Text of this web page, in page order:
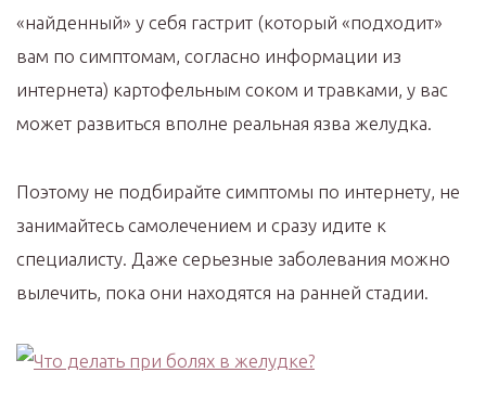
«найденный» у себя гастрит (который «подходит»
вам по симптомам, согласно информации из
интернета) картофельным соком и травками, у вас
может развиться вполне реальная язва желудка.
Поэтому не подбирайте симптомы по интернету, не
занимайтесь самолечением и сразу идите к
специалисту. Даже серьезные заболевания можно
вылечить, пока они находятся на ранней стадии.